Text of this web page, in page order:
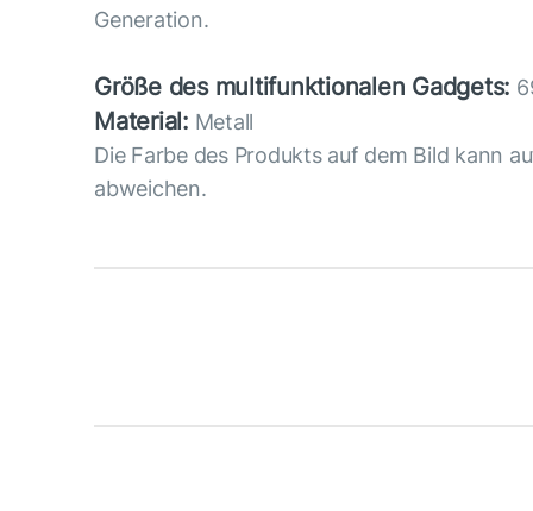
Generation.
Größe des multifunktionalen Gadgets:
Material: Metall
Die Farbe des Produkts auf dem Bild kann
abweichen.